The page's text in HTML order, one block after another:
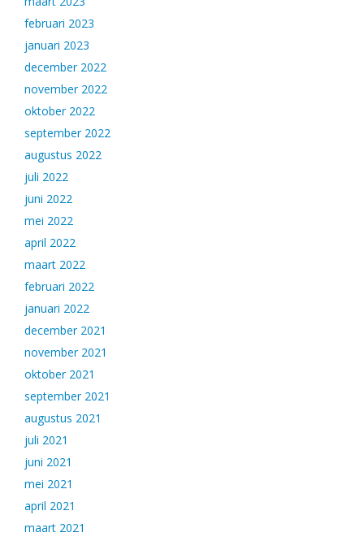
februari 2023
januari 2023
december 2022
november 2022
oktober 2022
september 2022
augustus 2022
juli 2022
juni 2022
mei 2022
april 2022
maart 2022
februari 2022
januari 2022
december 2021
november 2021
oktober 2021
september 2021
augustus 2021
juli 2021
juni 2021
mei 2021
april 2021
maart 2021